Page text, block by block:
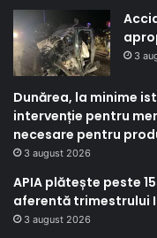
3
Dunărea, la minime
intervenție pentru
necesare pentru
3 august 2026
APIA plătește peste
aferentă trimestrului
3 august 2026